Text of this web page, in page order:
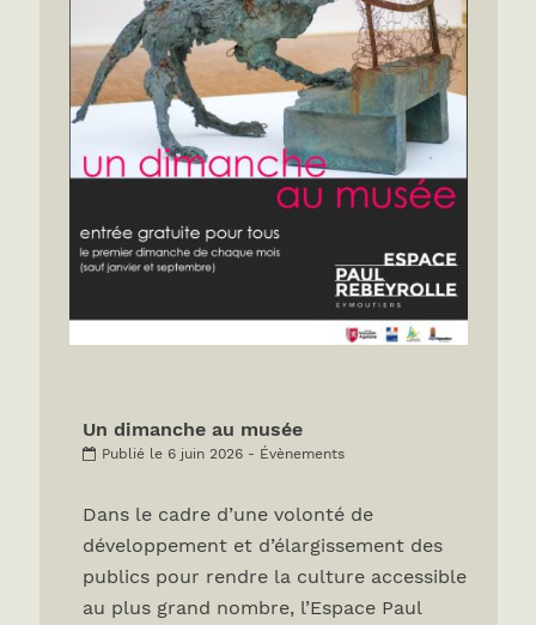
Un dimanche au musée
Publié le 6 juin 2026 - Évènements
Dans le cadre d’une volonté de
développement et d’élargissement des
publics pour rendre la culture accessible
au plus grand nombre, l’Espace Paul